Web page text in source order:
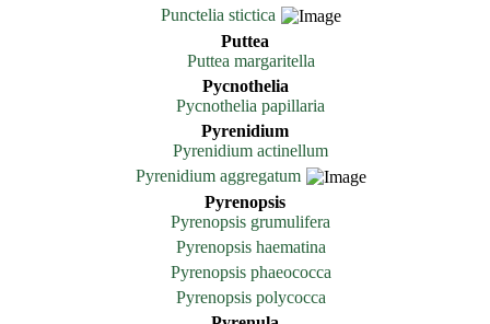
Punctelia stictica
Puttea
Puttea margaritella
Pycnothelia
Pycnothelia papillaria
Pyrenidium
Pyrenidium actinellum
Pyrenidium aggregatum
Pyrenopsis
Pyrenopsis grumulifera
Pyrenopsis haematina
Pyrenopsis phaeococca
Pyrenopsis polycocca